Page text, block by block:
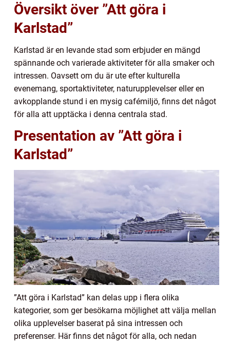
Översikt över ”Att göra i
Karlstad”
Karlstad är en levande stad som erbjuder en mängd
spännande och varierade aktiviteter för alla smaker och
intressen. Oavsett om du är ute efter kulturella
evenemang, sportaktiviteter, naturupplevelser eller en
avkopplande stund i en mysig cafémiljö, finns det något
för alla att upptäcka i denna centrala stad.
Presentation av ”Att göra i
Karlstad”
”Att göra i Karlstad” kan delas upp i flera olika
kategorier, som ger besökarna möjlighet att välja mellan
olika upplevelser baserat på sina intressen och
preferenser. Här finns det något för alla, och nedan